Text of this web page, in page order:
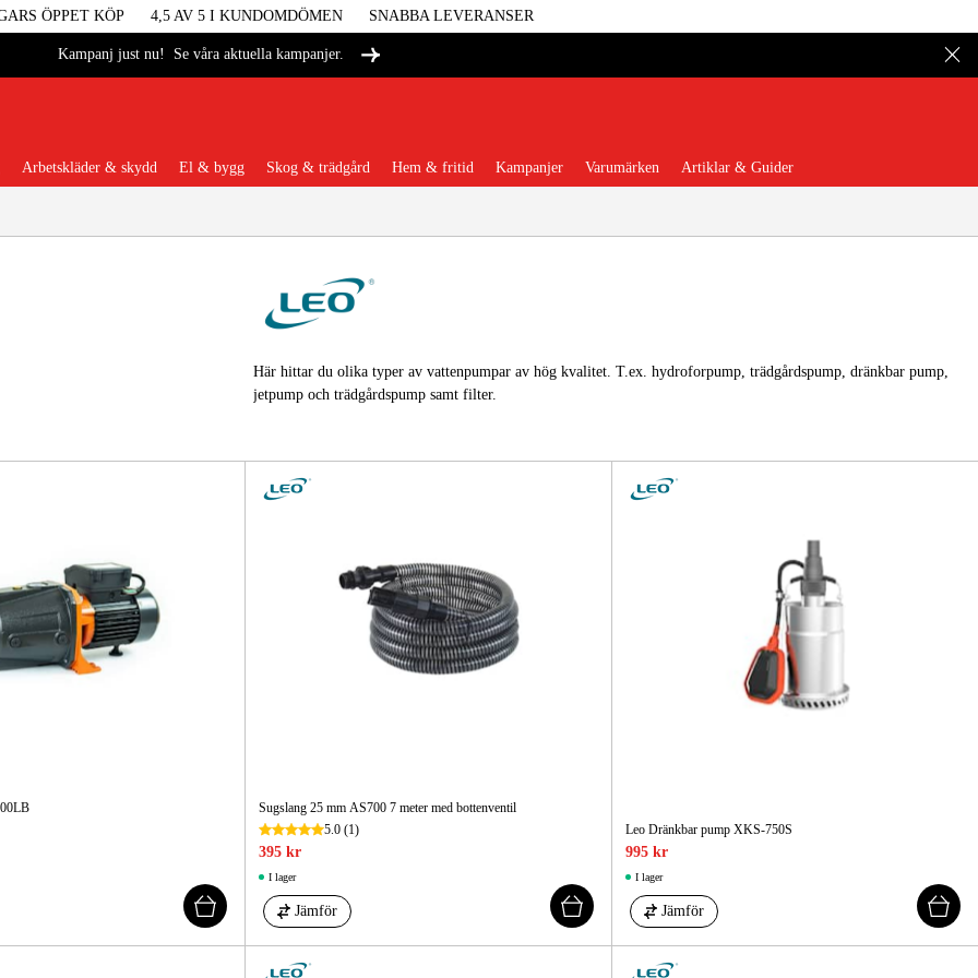
ÖPPET KÖP 4,5 AV 5 I KUNDOMDÖMEN SNABBA LEVERANSER
Kampanj just nu! Se våra aktuella kampanjer.
Maskiner & Verktyg Garage & Verkstad
Arbetskläder & Skydd
Kampanjer
Arbetskläder & skydd El & bygg Skog & trädgård Hem & fritid Kampanjer Varumärken Artiklar & Guider
Här hittar du olika typer av vattenpumpar av hög kvalitet. T.ex. hydroforpump, trädgårdspump, dränkbar pump,
jetpump och trädgårdspump samt filter.
Sugslang 25 mm AS700 7 meter med bottenventil
5.0(1)
395 kr
I lager
Jämför
Leo Dränkbar pump XKS-750S
995 kr
I lager
Jämför